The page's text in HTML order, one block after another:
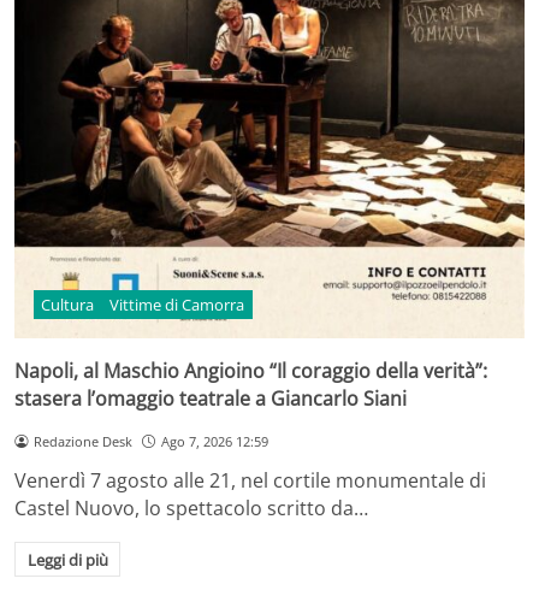
Cultura Vittime di Camorra
Napoli, al Maschio Angioino “Il coraggio della verità”:
stasera l’omaggio teatrale a Giancarlo Siani
Redazione Desk Ago 7, 2026 12:59
Venerdì 7 agosto alle 21, nel cortile monumentale di
Castel Nuovo, lo spettacolo scritto da…
Leggi di più